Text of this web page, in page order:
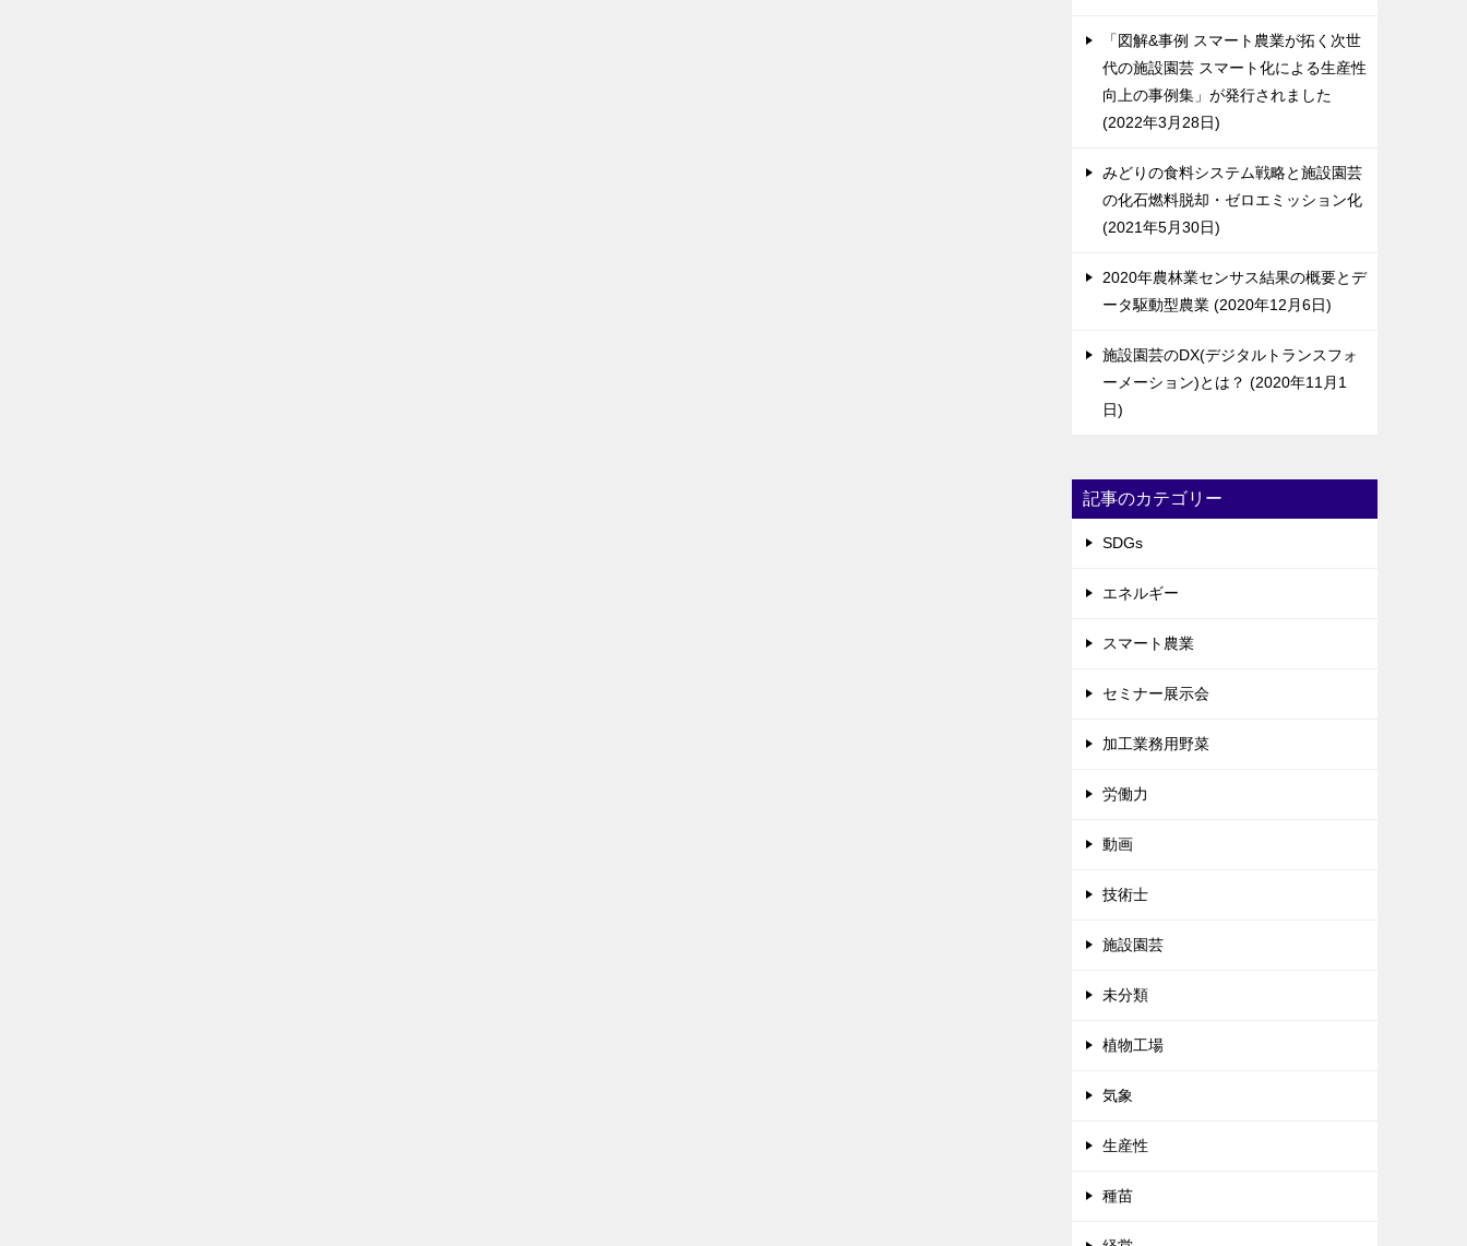
「図解&事例 スマート農業が拓く次世
代の施設園芸 スマート化による生産性
向上の事例集」が発行されました
2022年3月28日
みどりの食料システム戦略と施設園芸
の化石燃料脱却・ゼロエミッション化
2021年5月30日
2020年農林業センサス結果の概要とデ
ータ駆動型農業
2020年12月6日
施設園芸のDX(デジタルトランスフォ
ーメーション)とは？
2020年11月1
日
記事のカテゴリー
SDGs
エネルギー
スマート農業
セミナー展示会
加工業務用野菜
労働力
動画
技術士
施設園芸
未分類
植物工場
気象
生産性
種苗